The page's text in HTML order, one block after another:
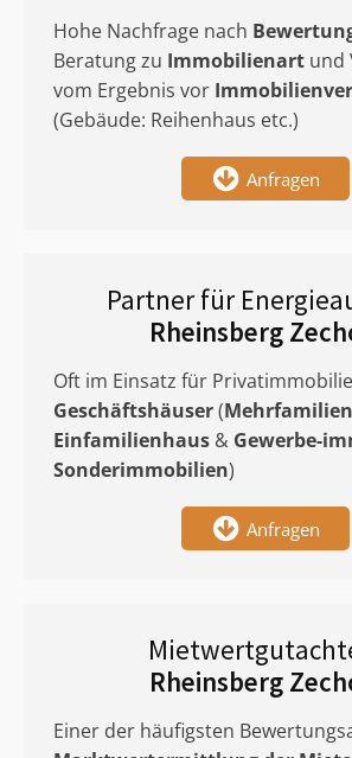
Hohe Nachfrage nach
Beratung zu Immobilienart und
vom Ergebnis vor
(Gebäude: Reihenhaus etc.)
Anfragen
Partner für
Rheinsberg
Oft im Einsatz für
Geschäftshäuser(
Einfamilienhaus & Gewerbe-
Sonderimmobilien)
Anfragen
Rheinsberg
Einer der häufigsten